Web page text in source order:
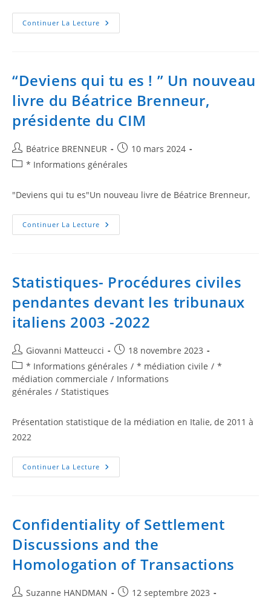
Continuer La Lecture
“Deviens qui tu es ! ” Un nouveau
livre du Béatrice Brenneur,
présidente du CIM
Béatrice BRENNEUR
10 mars 2024
* Informations générales
"Deviens qui tu es"Un nouveau livre de Béatrice Brenneur,
Continuer La Lecture
Statistiques- Procédures civiles
pendantes devant les tribunaux
italiens 2003 -2022
Giovanni Matteucci
18 novembre 2023
* Informations générales / * médiation civile / *
médiation commerciale / Informations
générales / Statistiques
Présentation statistique de la médiation en Italie, de 2011 à
2022
Continuer La Lecture
Confidentiality of Settlement
Discussions and the
Homologation of Transactions
Suzanne HANDMAN
12 septembre 2023